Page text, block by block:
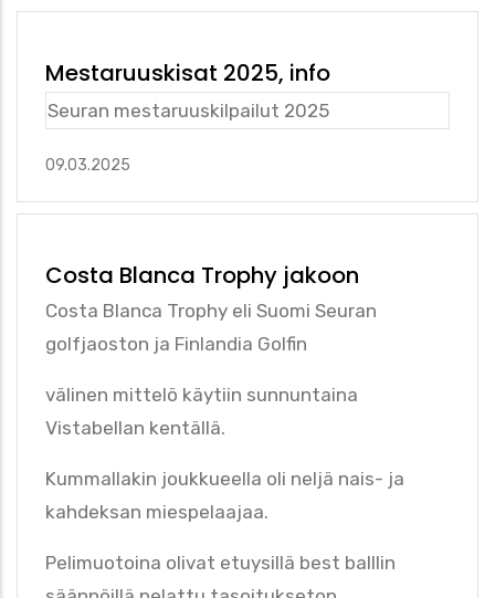
Mestaruuskisat 2025, info
Seuran mestaruuskilpailut 2025
09.03.2025
Costa Blanca Trophy jakoon
Costa Blanca Trophy eli Suomi Seuran
golfjaoston ja Finlandia Golfin
välinen mittelö käytiin sunnuntaina
Vistabellan kentällä.
Kummallakin joukkueella oli neljä nais- ja
kahdeksan miespelaajaa.
Pelimuotoina olivat etuysillä best balllin